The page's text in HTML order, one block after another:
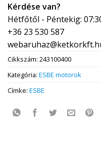
Kérdése van?
Hétfőtől - Péntekig:
+36 23 530 587
Cikkszám: 243100400
Kategória: ESBE motorok
Címke: ESBE